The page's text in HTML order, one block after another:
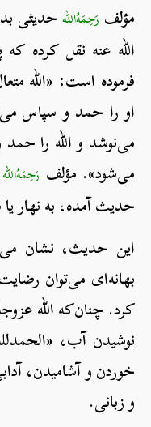
مؤلف رَحِمَهُ‌الله حدیثی
الله عنه نقل کرده
فرموده است: «الله
او را حمد و سپاس
می‌نوشد و الله را
می‌شود». مؤلف رَحِمَهُ‌الله
حدیث آمده، به نهار
این حدیث، نشان
بهانه‌ای می‌توان
کرد. چنان‌که الله
نوشیدن آب،
خوردن و آشامیدن،
و زبانی.